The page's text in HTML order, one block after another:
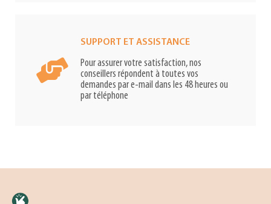
SUPPORT ET ASSISTANCE
Pour assurer votre satisfaction, nos
conseillers répondent à toutes vos
demandes par e-mail dans les 48 heures ou
par téléphone